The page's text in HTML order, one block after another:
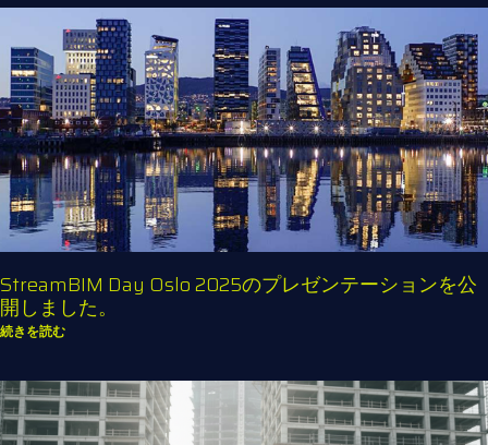
StreamBIM Day Oslo 2025のプレゼンテーションを公
開しました。
続きを読む